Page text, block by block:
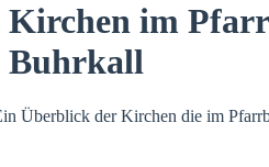
Kirchen im
Buhrkall
Überblick der Kirchen die im